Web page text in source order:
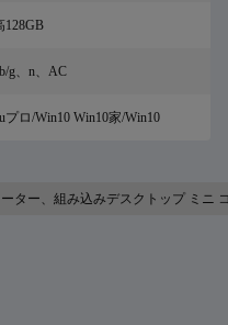
128GB
g、n、AC
プロ/Win10 Win10家/Win10
ター、組み込みデスクトップ ミニ